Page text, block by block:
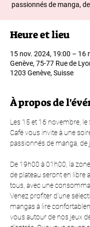
passionnés de manga,
Heure et lieu
15 nov. 2024, 19:00 – 16
Genève, 75-77 Rue de
1203 Genève, Suisse
À propos de
Les 15 et 16 novembre,
Café vous invite à une
passionnés de manga, de
De 19h00 à 01h00, la
de plateau seront en libre
tous, avec une
Venez profiter d'une
mangas à lire
vous autour de nos jeux